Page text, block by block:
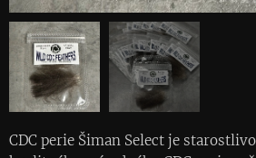
CDC perie Šiman Select je